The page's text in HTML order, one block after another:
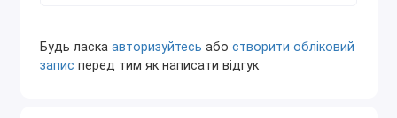
DAMOS файлів для кожного типу ЕБУ, що може
бути менш зручно.
Будь ласка авторизуйтесь або створити обліковий
запис перед тим як написати відгук